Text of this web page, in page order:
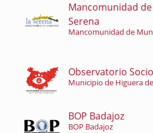
Mancomunidad
Serena
Mancomunidad de
Observatorio
Municipio de Higuera
BOP Badajoz
BOP Badajoz